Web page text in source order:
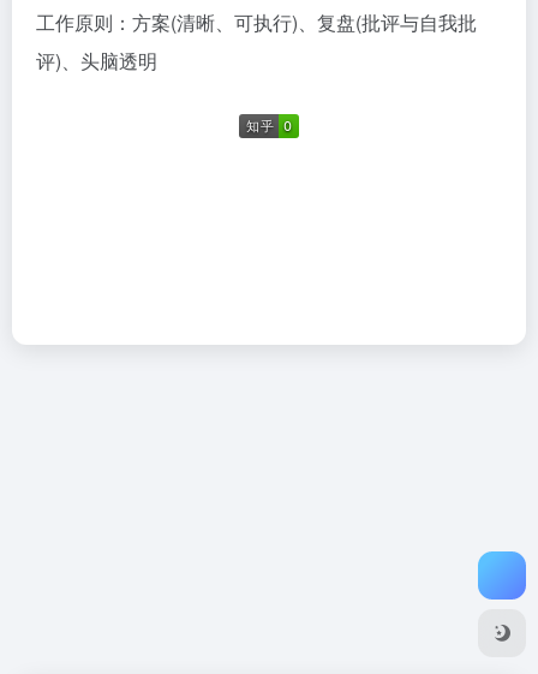
工作原则：方案(清晰、可执行)、复盘(批评与自我批
评)、头脑透明